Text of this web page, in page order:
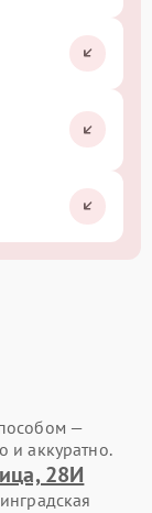
—
и аккуратно.
28И